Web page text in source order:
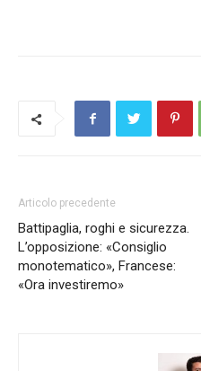
Articolo precedente
Battipaglia, roghi e sicurezza.
L’opposizione: «Consiglio
monotematico», Francese:
«Ora investiremo»